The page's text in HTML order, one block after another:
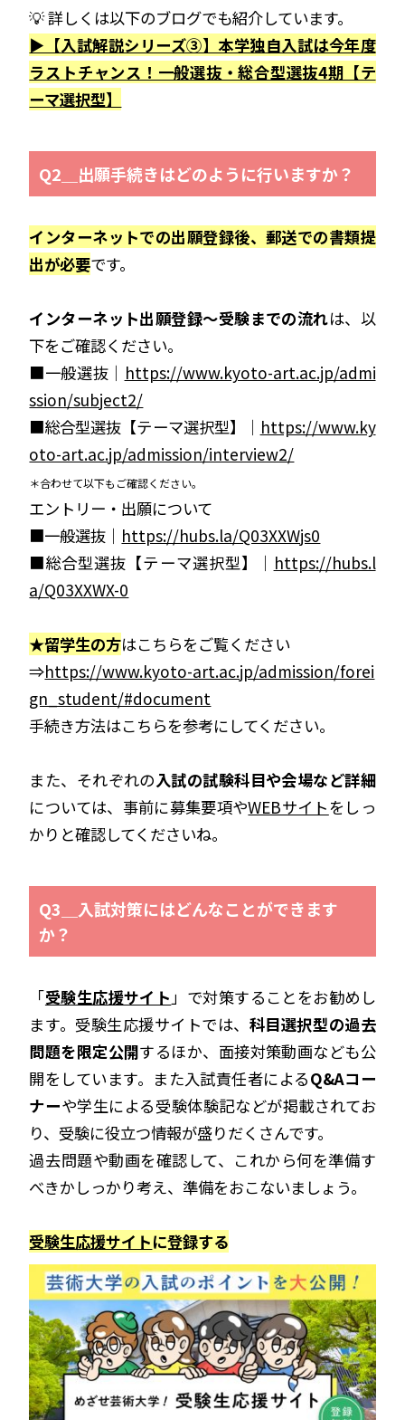
💡 詳しくは以下のブログでも紹介しています。
▶【入試解説シリーズ③】本学独自入試は今年度
ラストチャンス！一般選抜・総合型選抜4期【テ
ーマ選択型】
Q2＿出願手続きはどのように行いますか？
インターネットでの出願登録後、郵送での書類提
出が必要です。
インターネット出願登録～受験までの流れは、以
下をご確認ください。
■一般選抜｜ https://www.kyoto-art.ac.jp/admi
ssion/subject2/
■総合型選抜【テーマ選択型】｜ https://www.ky
oto-art.ac.jp/admission/interview2/
＊合わせて以下もご確認ください。
エントリー・出願について
■一般選抜｜ https://hubs.la/Q03XXWjs0
■総合型選抜【テーマ選択型】｜ https://hubs.l
a/Q03XXWX-0
★留学生の方はこちらをご覧ください
⇒https://www.kyoto-art.ac.jp/admission/forei
gn_student/#document
手続き方法はこちらを参考にしてください。
また、それぞれの入試の試験科目や会場など詳細
については、事前に募集要項やWEBサイトをしっ
かりと確認してくださいね。
Q3＿入試対策にはどんなことができます
か？
「受験生応援サイト」で対策することをお勧めし
ます。受験生応援サイトでは、 科目選択型の過去
問題を限定公開するほか、面接対策動画なども公
開をしています。また入試責任者によるQ&Aコー
ナーや学生による受験体験記などが掲載されてお
り、受験に役立つ情報が盛りだくさんです。
過去問題や動画を確認して、これから何を準備す
べきかしっかり考え、準備をおこないましょう。
受験生応援サイトに登録する